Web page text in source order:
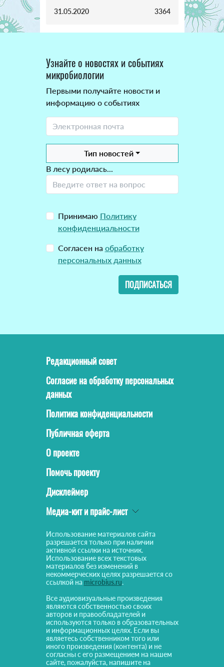
31.05.2020 3364
Узнайте о новостях и событиях
микробиологии
Первыми получайте новости и
информацию о событиях
Тип новостей
В лесу родилась...
Принимаю Политику
конфиденциальности
Согласен на обработку
персональных данных
ПОДПИСАТЬСЯ
Редакционный совет
Согласие на обработку персональных
данных
Политика конфиденциальности
Публичная оферта
О проекте
Помочь проекту
Дисклеймер
Медиа-кит и прайс-лист
Использование материалов сайта
разрешается только при наличии
активной ссылки на источник.
Использование всех текстовых
материалов без изменений в
некоммерческих целях разрешается со
ссылкой на microbius.ru.
Все аудиовизуальные произведения
являются собственностью своих
авторов и правообладателей и
используются только в образовательных
и информационных целях. Если вы
являетесь собственником того или
иного произведения (контента) и не
согласны с его размещением на нашем
сайте, пожалуйста, напишите на